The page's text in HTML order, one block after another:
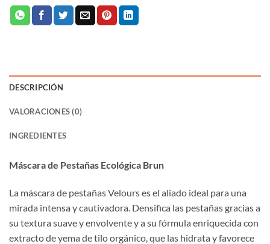
DESCRIPCIÓN
VALORACIONES (0)
INGREDIENTES
Máscara de Pestañas Ecológica Brun
La máscara de pestañas Velours es el aliado ideal para una
mirada intensa y cautivadora. Densifica las pestañas gracias a
su textura suave y envolvente y a su fórmula enriquecida con
extracto de yema de tilo orgánico, que las hidrata y favorece